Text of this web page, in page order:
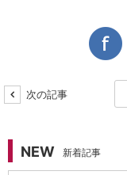
次の記事
NEW 新着記事